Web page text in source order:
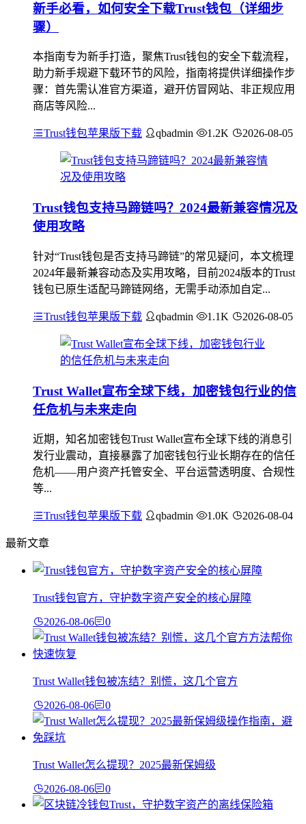
新手必看，如何安全下载Trust钱包（详细步
骤）
本指南专为新手打造，聚焦Trust钱包的安全下载流程，
助力新手规避下载环节的风险，指南将提供详细操作步
骤：首先需认准官方渠道，避开仿冒网站、非正规应用
商店等风险...
Trust钱包苹果版下载 qbadmin 1.2K 2026-08-05
Trust钱包支持马蹄链吗？2024最新兼容情况及
使用攻略
针对“Trust钱包是否支持马蹄链”的常见疑问，本文梳理
2024年最新兼容动态及实用攻略，目前2024版本的Trust
钱包已原生适配马蹄链网络，无需手动添加自定...
Trust钱包苹果版下载 qbadmin 1.1K 2026-08-05
Trust Wallet宣布全球下线，加密钱包行业的信
任危机与未来走向
近期，知名加密钱包Trust Wallet宣布全球下线的消息引
发行业震动，直接暴露了加密钱包行业长期存在的信任
危机——用户资产托管安全、平台运营透明度、合规性
等...
Trust钱包苹果版下载 qbadmin 1.0K 2026-08-04
最新文章
Trust钱包官方，守护数字资产安全的核心屏障
2026-08-06 0
Trust Wallet钱包被冻结？别慌，这几个官方
2026-08-06 0
Trust Wallet怎么提现？2025最新保姆级
2026-08-06 0